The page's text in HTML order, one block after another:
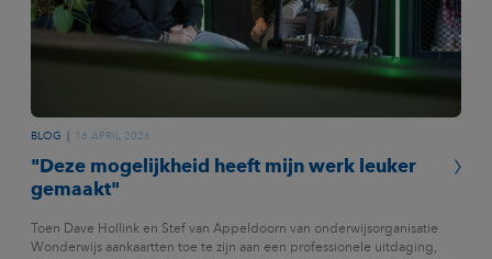
BLOG 16 APRIL 2026
"Deze mogelijkheid heeft mijn werk leuker
gemaakt"
Toen Dave Hollink en Stef van Appeldoorn van onderwijsorganisatie
Wonderwijs aankaartten toe te zijn aan een professionele uitdaging,